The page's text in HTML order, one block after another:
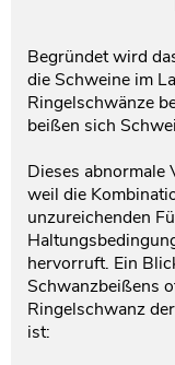
Begründet wird
die Schweine im
Ringelschwänze
beißen sich
Dieses abnormale
weil die
unzureichenden
hervorruft. Ein
Schwanzbeißens
Ringelschwanz
ist: